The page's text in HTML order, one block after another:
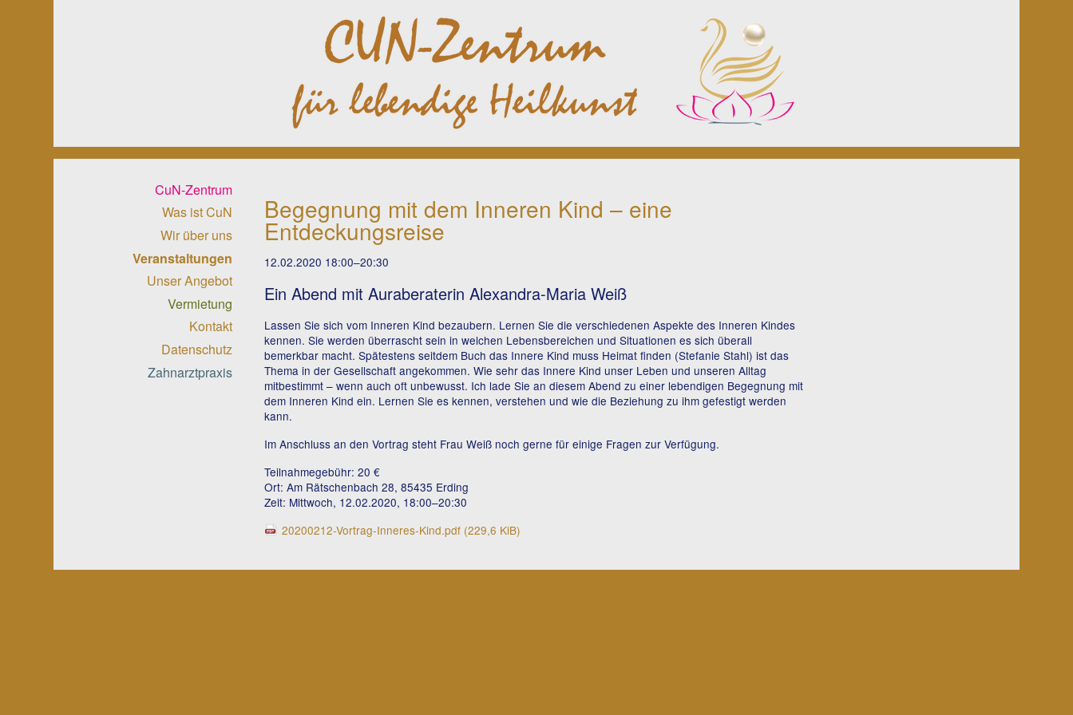
Begegnung mit dem Inneren Kind – eine
Entdeckungsreise
12.02.2020 18:00–20:30
Ein Abend mit Auraberaterin Alexandra-Maria Weiß
Lassen Sie sich vom Inneren Kind bezaubern. Lernen Sie die verschiedenen Aspekte des Inneren Kindes
kennen. Sie werden überrascht sein in welchen Lebensbereichen und Situationen es sich überall
bemerkbar macht. Spätestens seitdem Buch das Innere Kind muss Heimat finden (Stefanie Stahl) ist das
Thema in der Gesellschaft angekommen. Wie sehr das Innere Kind unser Leben und unseren Alltag
mitbestimmt – wenn auch oft unbewusst. Ich lade Sie an diesem Abend zu einer lebendigen Begegnung mit
dem Inneren Kind ein. Lernen Sie es kennen, verstehen und wie die Beziehung zu ihm gefestigt werden
kann.
Im Anschluss an den Vortrag steht Frau Weiß noch gerne für einige Fragen zur Verfügung.
Teilnahmegebühr: 20 €
Ort: Am Rätschenbach 28, 85435 Erding
Zeit: Mittwoch, 12.02.2020, 18:00–20:30
20200212-Vortrag-Inneres-Kind.pdf (229,6 KiB)
CuN-Zentrum
Was ist CuN
Wir über uns
Veranstaltungen
Unser Angebot
Vermietung
Kontakt
Datenschutz
Zahnarztpraxis